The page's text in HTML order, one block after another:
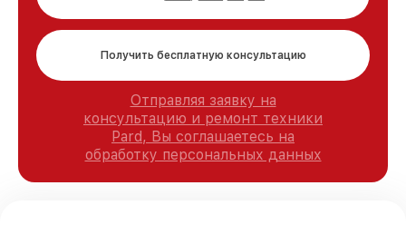
Получить бесплатную консультацию
Отправляя заявку на
консультацию и ремонт техники
Pard, Вы соглашаетесь на
обработку персональных данных